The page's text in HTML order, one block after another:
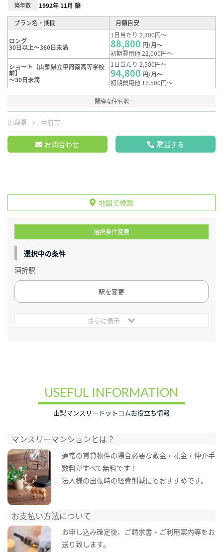
築年数 1992年 11月 築
プラン名・期間 月額目安
ロング
30日以上～360日未満
1日当たり 2,300円～
88,800 円/月～
初期費用他 22,000円～
ショート【山梨県立甲府南高等学校
前】
～30日未満
1日当たり 2,500円～
94,800 円/月～
初期費用他 16,500円～
閑静な住宅地
山梨県 甲府市
お問合わせ 電話する
地図で検索
選択条件変更
選択中の条件
酒折駅
駅を変更
さらに表示
USEFUL INFORMATION
山梨マンスリードットコムお役立ち情報
マンスリーマンションとは？
通常の賃貸物件の場合必要な敷金・礼金・仲介手
数料がすべて無料です！
法人様の出張時の経費削減にもおすすめです。
お支払い方法について
お申し込み確定後、ご請求書・ご利用案内等をお
送り致します。